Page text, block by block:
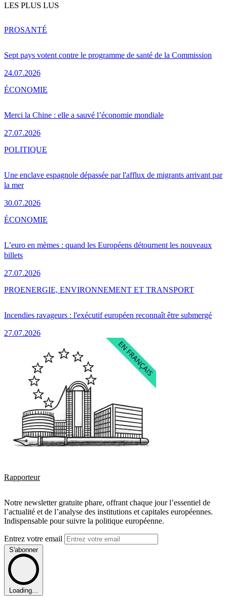
LES PLUS LUS
Sept pays votent contre le programme de santé de la Commission
24.07.2026
PROSANTÉ
Merci la Chine : elle a sauvé l’économie mondiale
27.07.2026
ÉCONOMIE
Une enclave espagnole dépassée par l'afflux de migrants arrivant par
la mer
30.07.2026
POLITIQUE
L’euro en mèmes : quand les Européens détournent les nouveaux
billets
27.07.2026
ÉCONOMIE
Incendies ravageurs : l'exécutif européen reconnaît être submergé
27.07.2026
PROENERGIE, ENVIRONNEMENT ET TRANSPORT
Rapporteur
Notre newsletter gratuite phare, offrant chaque jour l’essentiel de
l’actualité et de l’analyse des institutions et capitales européennes.
Indispensable pour suivre la politique européenne.
Entrez votre email
S'abonner
Loading...